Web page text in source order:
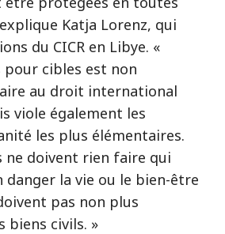
Katja Lorenz, qui
du CICR en Libye. «
pour cibles est non
au droit international
viole également les
les plus élémentaires.
ne doivent rien faire qui
danger la vie ou le bien-être
pas non plus
biens civils. »